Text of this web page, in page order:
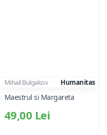
Mihail Bulgakov Humanitas
Maestrul si Margareta
49,00 Lei